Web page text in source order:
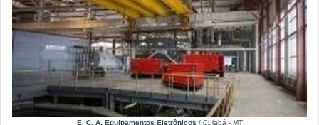
E. C. A. Equipamentos Eletrônicos / Cuiabá - MT